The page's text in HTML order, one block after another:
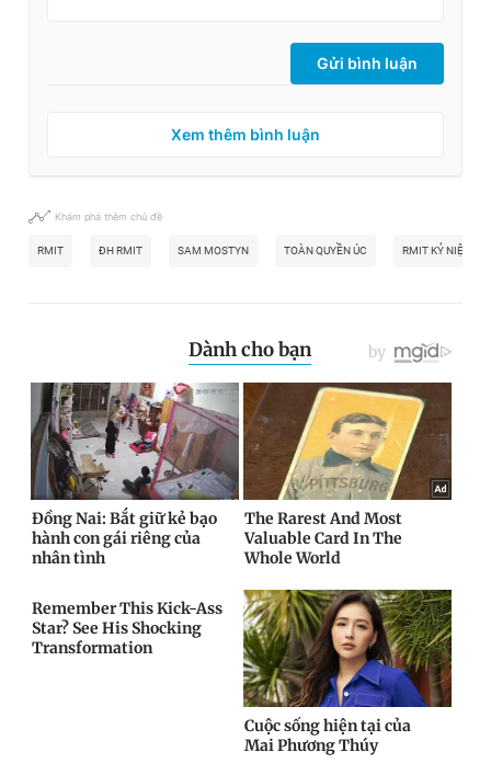
Gửi bình luận
Xem thêm bình luận
Khám phá thêm chủ đề
RMIT ĐH RMIT SAM MOSTYN TOÀN QUYỀN ÚC RMIT KỶ NIỆM